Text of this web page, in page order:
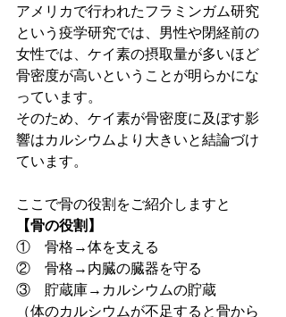
アメリカで行われたフラミンガム研究
という疫学研究では、男性や閉経前の
女性では、ケイ素の摂取量が多いほど
骨密度が高いということが明らかにな
っています。
そのため、ケイ素が骨密度に及ぼす影
響はカルシウムより大きいと結論づけ
ています。
ここで骨の役割をご紹介しますと
【骨の役割】
①　骨格→体を支える
②　骨格→内臓の臓器を守る
③　貯蔵庫→カルシウムの貯蔵
（体のカルシウムが不足すると骨から